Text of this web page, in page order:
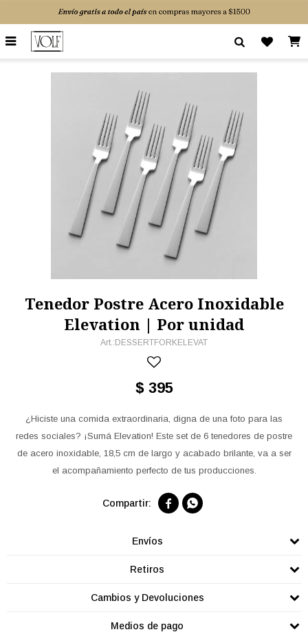

Tenedor Postre Acero Inoxidable
Elevation | Por unidad
DESSERTFORKELEVAT
$ 395
¿Hiciste una comida extraordinaria, digna de una foto para las
redes sociales? ¡Sumá Elevation! Este set de 6 tenedores de postre
de acero inoxidable, 18,5 cm de largo y acabado brilante, va a ser
el acompañamiento perfecto de tus producciones.
 
Envíos
Retiros
Cambios y Devoluciones
Medios de pago